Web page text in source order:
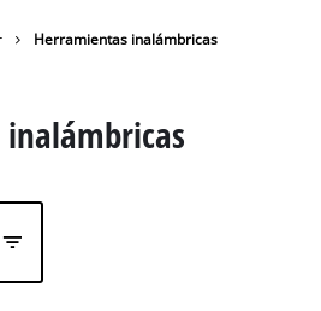
Herramientas inalámbricas